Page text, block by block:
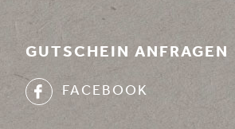
GUTSCHEIN ANFRAGEN
FACEBOOK